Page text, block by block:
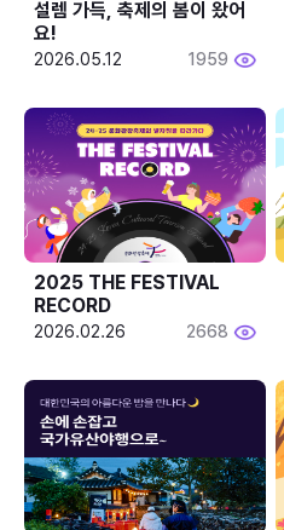
설렘 가득, 축제의 봄이 왔어
요!
2026.05.12 1959
2025 THE FESTIVAL
RECORD
2026.02.26 2668